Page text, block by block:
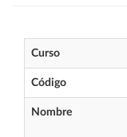
Curso
Código
Nombre